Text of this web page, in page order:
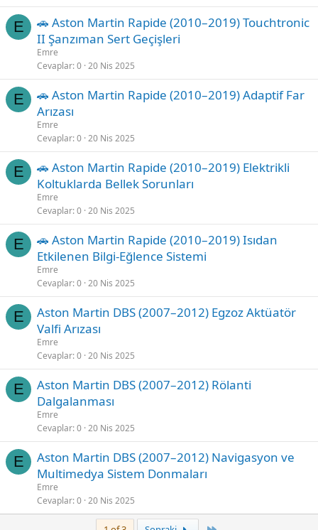
E
🚗 Aston Martin Rapide (2010–2019) Touchtronic
II Şanzıman Sert Geçişleri
Emre
Cevaplar 0 20 Nis 2025
E
🚗 Aston Martin Rapide (2010–2019) Adaptif Far
Arızası
Emre
Cevaplar 0 20 Nis 2025
E
🚗 Aston Martin Rapide (2010–2019) Elektrikli
Koltuklarda Bellek Sorunları
Emre
Cevaplar 0 20 Nis 2025
E
🚗 Aston Martin Rapide (2010–2019) Isıdan
Etkilenen Bilgi-Eğlence Sistemi
Emre
Cevaplar 0 20 Nis 2025
E
Aston Martin DBS (2007–2012) Egzoz Aktüatör
Valfi Arızası
Emre
Cevaplar 0 20 Nis 2025
E
Aston Martin DBS (2007–2012) Rölanti
Dalgalanması
Emre
Cevaplar 0 20 Nis 2025
E
Aston Martin DBS (2007–2012) Navigasyon ve
Multimedya Sistem Donmaları
Emre
Cevaplar 0 20 Nis 2025